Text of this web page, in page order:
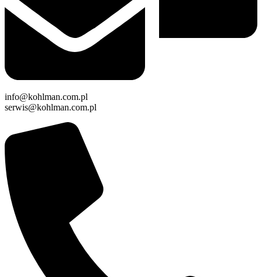
info@kohlman.com.pl
serwis@kohlman.com.pl